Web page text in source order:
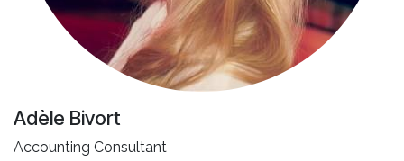
Adèle Bivort
Accounting Consultant